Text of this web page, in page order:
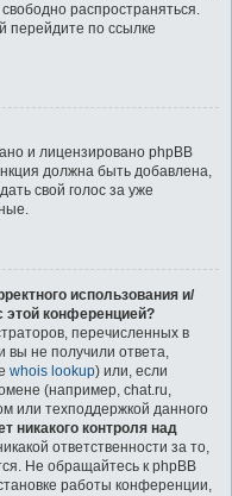
распространяться.
перейдите по ссылке
и лицензировано phpBB
должна быть добавлена,
свой голос за уже
использования и/
этой конференцией?
перечисленных в
вы не получили ответа,
whois lookup) или, если
(например, chat.ru,
или техподдержкой данного
никакого контроля над
ответственности за то,
Не обращайтесь к phpBB
работы конференции,